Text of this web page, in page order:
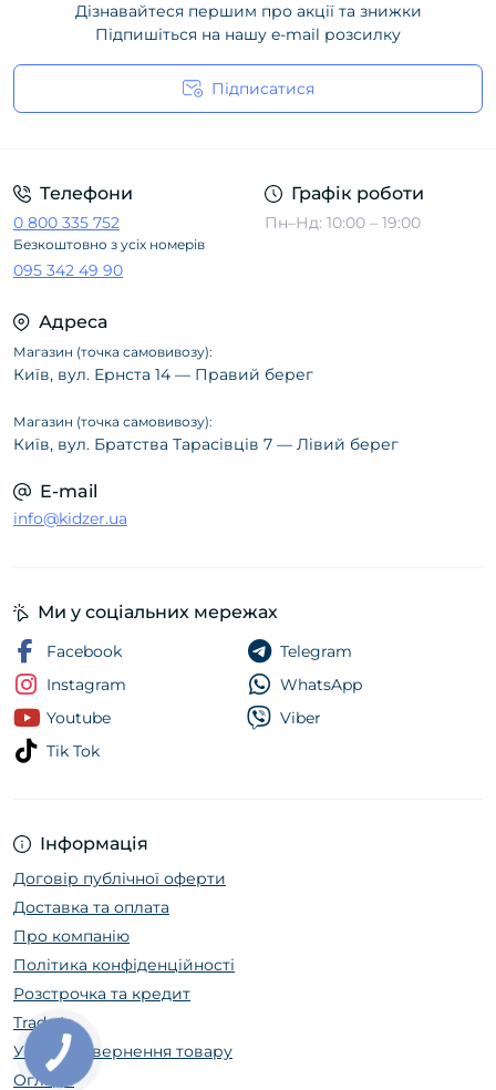
Дізнавайтеся першим про акції та знижки
Підпишіться на нашу e-mail розсилку
Підписатися
Телефони
0 800 335 752
Безкоштовно з усіх номерів
095 342 49 90
Графік роботи
Пн–Нд: 10:00 – 19:00
Адреса
Магазин (точка самовивозу):
Київ, вул. Ернста 14 — Правий берег
Магазин (точка самовивозу):
Київ, вул. Братства Тарасівців 7 — Лівий берег
E-mail
info@kidzer.ua
Інформація
Договір публічної оферти
Доставка та оплата
Про компанію
Політика конфіденційності
Розстрочка та кредит
Trade In
Умови повернення товару
Огляди
Ми у соціальних мережах
Facebook
Instagram
Youtube
Tik Tok
Telegram
WhatsApp
Viber